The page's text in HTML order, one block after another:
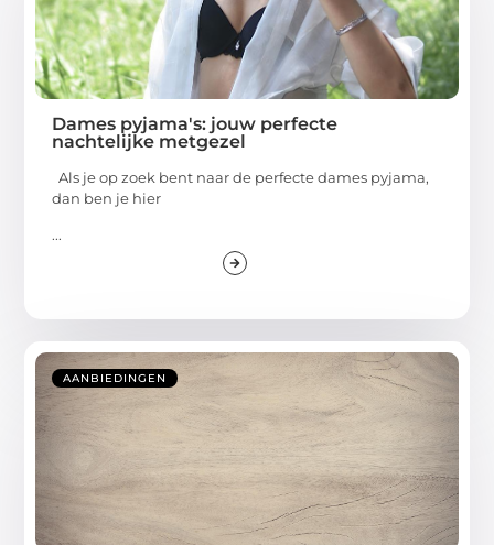
Dames pyjama's: jouw perfecte
nachtelijke metgezel
Als je op zoek bent naar de perfecte dames pyjama,
dan ben je hier
...
AANBIEDINGEN